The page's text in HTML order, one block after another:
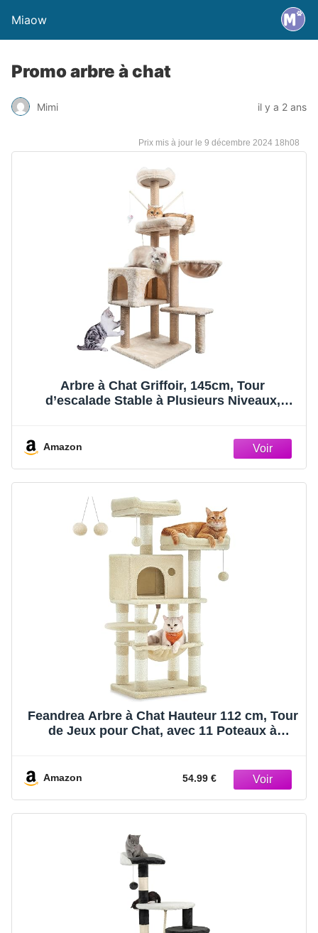
Miaow
Promo arbre à chat
Mimi il y a 2 ans
9 décembre 2024 18h08
Arbre à Chat Griffoir, 145cm, Tour
d’escalade Stable à Plusieurs Niveaux,
Amazon
Feandrea Arbre à Chat Hauteur 112 cm, Tour
de Jeux pour Chat, avec 11 Poteaux à
Niveaux, Beige PCT215M01
Amazon 54.99 €